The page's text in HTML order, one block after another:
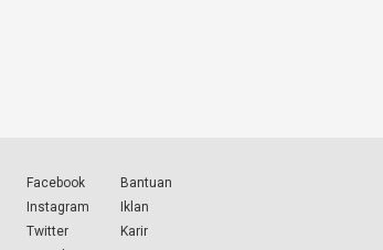
Facebook
Instagram
Twitter
Bantuan
Iklan
Karir